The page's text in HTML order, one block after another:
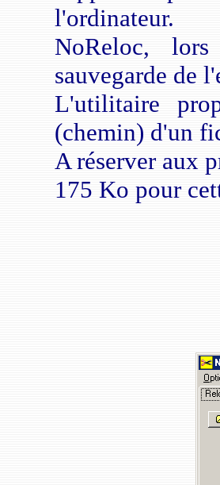
l'ordinateur.
NoReloc,
sauvegarde de
L'utilitaire
(chemin) d'un
A réserver aux
175 Ko pour